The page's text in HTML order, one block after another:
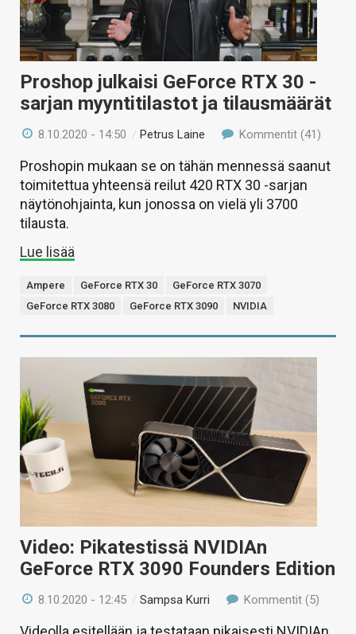
Proshop julkaisi GeForce RTX 30 -
sarjan myyntitilastot ja tilausmäärät
8.10.2020 - 14:50 /Petrus Laine Kommentit (41)
Proshopin mukaan se on tähän mennessä saanut
toimitettua yhteensä reilut 420 RTX 30 -sarjan
näytönohjainta, kun jonossa on vielä yli 3700
tilausta.
Lue lisää
Ampere GeForce RTX 30
GeForce RTX 3070
GeForce RTX 3080
GeForce RTX 3090 NVIDIA
Video: Pikatestissä NVIDIAn
GeForce RTX 3090 Founders Edition
8.10.2020 - 12:45 /Sampsa Kurri Kommentit (5)